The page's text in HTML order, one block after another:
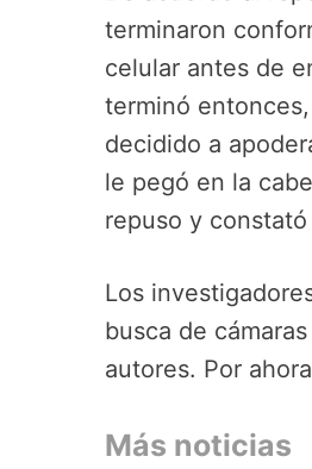
terminaron
celular antes de
terminó
decidido a
le pegó en la
repuso y
Los
busca de
autores. Por
Más noticias